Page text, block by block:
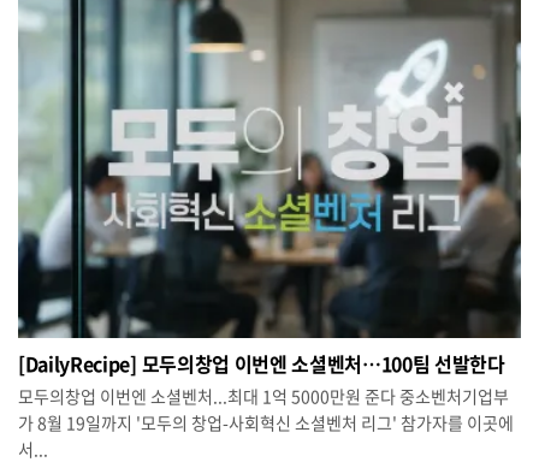
[DailyRecipe] 모두의창업 이번엔 소셜벤처…100팀 선발한다
모두의창업 이번엔 소셜벤처...최대 1억 5000만원 준다 중소벤처기업부
가 8월 19일까지 '모두의 창업-사회혁신 소셜벤처 리그' 참가자를 이곳에
서...